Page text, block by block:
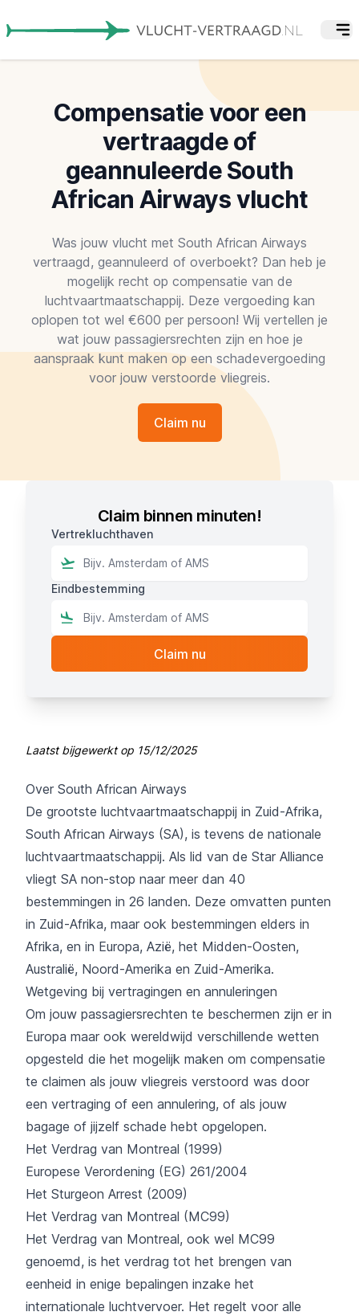
Compensatie voor een
vertraagde of
geannuleerde South
African Airways vlucht
Was jouw vlucht met South African Airways
vertraagd, geannuleerd of overboekt? Dan heb je
mogelijk recht op compensatie van de
luchtvaartmaatschappij. Deze vergoeding kan
oplopen tot wel €600 per persoon! Wij vertellen je
wat jouw passagiersrechten zijn en hoe je
aanspraak kunt maken op een schadevergoeding
voor jouw verstoorde vliegreis.
Claim nu
Claim binnen minuten!
Vertrekluchthaven
Eindbestemming
Laatst bijgewerkt op 15/12/2025
Over South African Airways
De grootste luchtvaartmaatschappij in Zuid-Afrika,
South African Airways (SA), is tevens de nationale
luchtvaartmaatschappij. Als lid van de Star Alliance
vliegt SA non-stop naar meer dan 40
bestemmingen in 26 landen. Deze omvatten punten
in Zuid-Afrika, maar ook bestemmingen elders in
Afrika, en in Europa, Azië, het Midden-Oosten,
Australië, Noord-Amerika en Zuid-Amerika.
Wetgeving bij vertragingen en annuleringen
Om jouw passagiersrechten te beschermen zijn er in
Europa maar ook wereldwijd verschillende wetten
opgesteld die het mogelijk maken om compensatie
te claimen als jouw vliegreis verstoord was door
een vertraging of een annulering, of als jouw
bagage of jijzelf schade hebt opgelopen.
Het Verdrag van Montreal (1999)
Europese Verordening (EG) 261/2004
Het Sturgeon Arrest (2009)
Het Verdrag van Montreal (MC99)
Het Verdrag van Montreal, ook wel MC99
genoemd, is het verdrag tot het brengen van
eenheid in enige bepalingen inzake het
internationale luchtvervoer. Het regelt voor alle